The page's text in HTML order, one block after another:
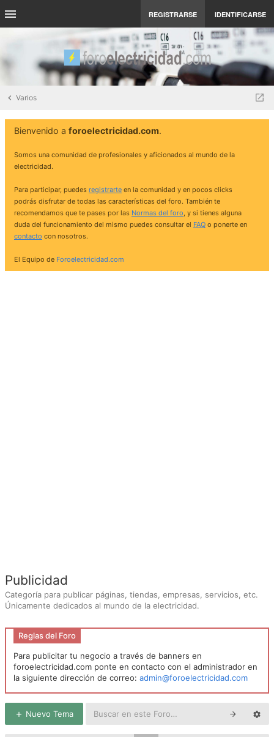
REGISTRARSE IDENTIFICARSE
Varios
Bienvenido a foroelectricidad.com.
Somos una comunidad de profesionales y aficionados al mundo de la
electricidad.
Para participar, puedes registrarte en la comunidad y en pocos clicks
podrás disfrutar de todas las características del foro. También te
recomendamos que te pases por las Normas del foro, y si tienes alguna
duda del funcionamiento del mismo puedes consultar el FAQ o ponerte en
contacto con nosotros.
El Equipo de Foroelectricidad.com
Publicidad
Categoría para publicar páginas, tiendas, empresas, servicios, etc.
Únicamente dedicados al mundo de la electricidad.
Reglas del Foro
Para publicitar tu negocio a través de banners en
foroelectricidad.com ponte en contacto con el administrador en
la siguiente dirección de correo: admin@foroelectricidad.com
Nuevo Tema